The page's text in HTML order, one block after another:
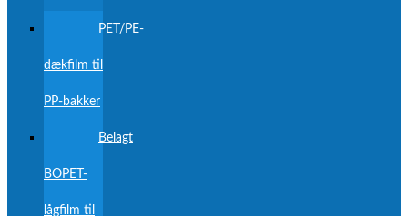
PET/PE-
dækfilm til
PP-bakker
Belagt
BOPET-
lågfilm til